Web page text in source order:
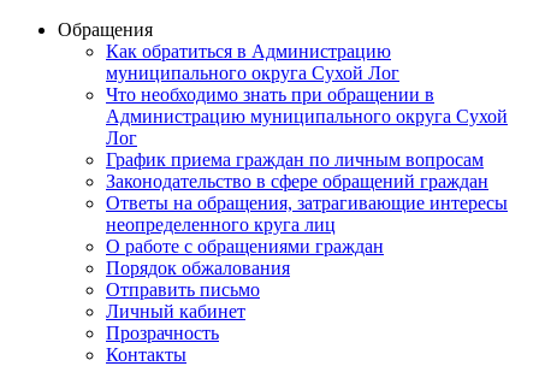
Обращения
Как обратиться в Администрацию
муниципального округа Сухой Лог
Что необходимо знать при обращении в
Администрацию муниципального округа Сухой
Лог
График приема граждан по личным вопросам
Законодательство в сфере обращений граждан
Ответы на обращения, затрагивающие интересы
неопределенного круга лиц
О работе с обращениями граждан
Порядок обжалования
Отправить письмо
Личный кабинет
Прозрачность
Контакты